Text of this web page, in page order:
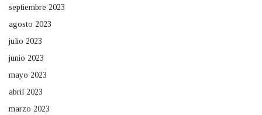
septiembre 2023
agosto 2023
julio 2023
junio 2023
mayo 2023
abril 2023
marzo 2023